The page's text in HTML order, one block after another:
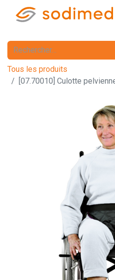
Tous les produits
[07.70010] Culotte